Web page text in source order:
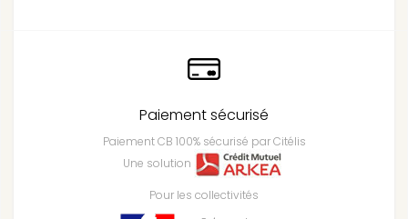
Paiement sécurisé
Paiement CB 100% sécurisé par Citélis
Une solution
Pour les collectivités